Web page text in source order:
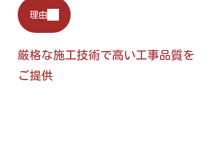
理由
厳格な施工技術で高い工事品質を
ご提供